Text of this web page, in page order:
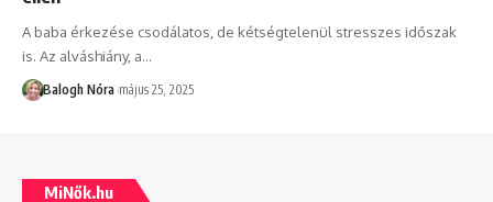
A baba érkezése csodálatos, de kétségtelenül stresszes időszak
is. Az alváshiány, a…
Balogh Nóra május 25, 2025
MiNők.hu